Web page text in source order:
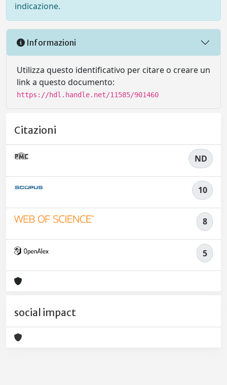
indicazione.
Informazioni
Utilizza questo identificativo per citare o creare un
link a questo documento:
https://hdl.handle.net/11585/901460
Citazioni
ND
10
8
5
social impact